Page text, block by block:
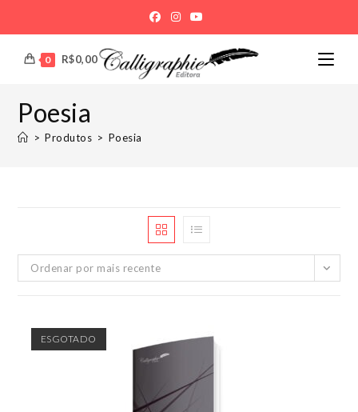
conteúdo
0 R$0,00
Poesia
> Produtos > Poesia
Ordenar por mais recente
ESGOTADO